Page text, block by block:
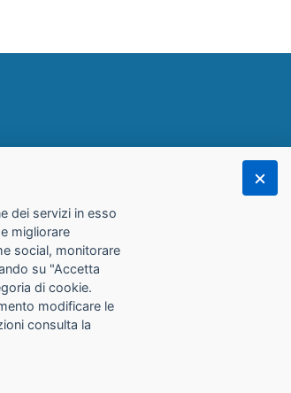
dei servizi in esso
migliorare
social, monitorare
su "Accetta
di cookie.
modificare le
consulta la